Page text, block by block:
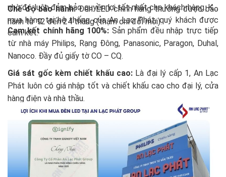
Chế độ bảo hành:Đèn LED chính hãng thường được bảo
hành từ 12 đến 24 tháng (thậm chí đổi mới).
nhờ đó luôn đảm bảo quyền lợi tốt nhất cho khách hàng. Khi
mua hàng tại hệ thống của An Lạc Phát, quý khách được
cam kết:
Cam kết chính hãng 100%: Sản phẩm đều nhập trực tiếp
từ nhà máy Philips, Rạng Đông, Panasonic, Paragon, Duhal,
Nanoco. Đầy đủ giấy tờ CO – CQ.
Giá sát gốc kèm chiết khấu cao: Là đại lý cấp 1, An Lạc
Phát luôn có giá nhập tốt và chiết khấu cao cho đại lý, cửa
hàng điện và nhà thầu.
Kho hàng đa dạng:Luôn sẵn các dòng âm trần, tuýp, panel,
pha… số lượng lớn, đáp ứng tiến độ mọi công trình.
Giao hàng nhanh toàn quốc:
Hệ thống kho bãi tại TP.HCM,
Đà Nẵng, Cần Thơ, Vĩnh Long giúp giao hàng nhanh chóng
cho các công trình cần tiến độ gấp.